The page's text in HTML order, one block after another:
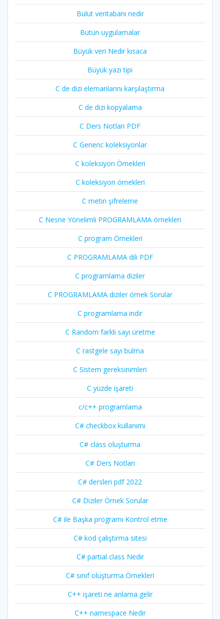
Bulut veritabanı nedir
Bütün uygulamalar
Büyük veri Nedir kısaca
Büyük yazı tipi
C de dizi elemanlarını karşılaştırma
C de dizi kopyalama
C Ders Notları PDF
C Generic koleksiyonlar
C koleksiyon Örnekleri
C koleksiyon örnekleri
C metin şifreleme
C Nesne Yönelimli PROGRAMLAMA örnekleri
C program Örnekleri
C PROGRAMLAMA dili PDF
C programlama diziler
C PROGRAMLAMA diziler örnek Sorular
C programlama indir
C Random farklı sayı üretme
C rastgele sayı bulma
C Sistem gereksinimleri
C yüzde işareti
c/c++ programlama
C# checkbox kullanımı
C# class oluşturma
C# Ders Notları
C# dersleri pdf 2022
C# Diziler Örnek Sorular
C# ile Başka programı Kontrol etme
C# kod çalıştırma sitesi
C# partial class Nedir
C# sınıf oluşturma Örnekleri
C++ işareti ne anlama gelir
C++ namespace Nedir